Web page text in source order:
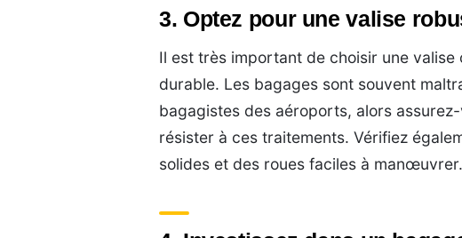
3. Optez pour une valise
Il est très important de choisir une
durable. Les bagages sont souvent
bagagistes des aéroports, alors
résister à ces traitements. Vérifiez
solides et des roues faciles à manœuvrer.